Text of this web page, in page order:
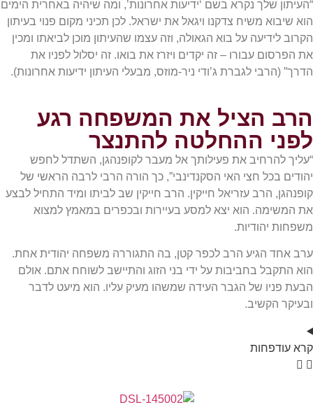
“העיתון שלך נקרא בשם ‘ידיעות אחרונות’, ומה שיהיה באחרית הימים
הוא שיבוא משיח צדקנו ויגאל את ישראל. לכן תכיני מקום פנוי בעיתון
הקרוב לידיעה על בוא הגאולה, וזה עצמו שהעיתון מוכן לביאתו ומכין
את הפרסום עבורו – זה יקדים ויזרז את בואו. זה יסלול לפניו את
הדרך” (הרבי לגברת ג’ודי ניר-מוזס, מבעלי העיתון ידיעות אחרונות).
הרב הציל את המשפחה רגע
לפני ההחלטה להתנצר
“עליך להרחיב את פעילותך אל מעבר לקופנהגן, השתדל לחפש
יהודים בכל חצי האי הסקנדינבי”, כך הורה הרבי לרבה הראשי של
קופנהגן, הרב עזריאל חייקין. הרב חייקין שב לביתו ומיד התחיל לבצע
את המשימה. הוא יצא למסע בעיירות ובכפרים במאמץ למצוא
משפחות יהודיות.
ערב אחד הגיע הרב לכפר קטן, בה התגוררה משפחה יהודית אחת.
הוא התקבל בחביבות על ידי בני הזוג והתיישב לשוחח אתם. אולם
הבעת פניו של הגבר העידה שמשהו מעיק עליו. הוא מיעט לדבר
ובעיקר הקשיב.
קרא עודפחות